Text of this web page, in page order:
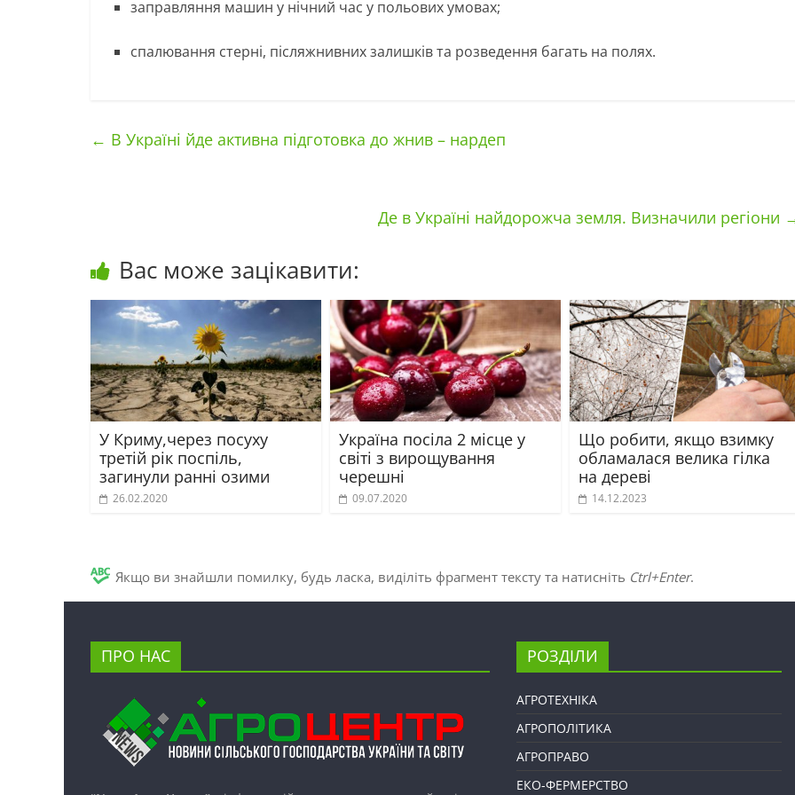
заправляння машин у нічний час у польових умовах;
спалювання стерні, післяжнивних залишків та розведення багать на полях.
← В Україні йде активна підготовка до жнив – нардеп
Де в Україні найдорожча земля. Визначили регіони
Вас може зацікавити:
У Криму,через посуху
третій рік поспіль,
загинули ранні озими
26.02.2020
Україна посіла 2 місце у
світі з вирощування
черешні
09.07.2020
Що робити, якщо взимку
обламалася велика гілка
на дереві
14.12.2023
Якщо ви знайшли помилку, будь ласка, виділіть фрагмент тексту та натисніть Ctrl+Enter.
ПРО НАС РОЗДІЛИ
АГРОТЕХНІКА
АГРОПОЛІТИКА
АГРОПРАВО
ЕКО-ФЕРМЕРСТВО